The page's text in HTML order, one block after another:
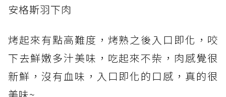
安格斯羽下肉
烤起來有點高難度，烤熟之後入口即化，咬
下去鮮嫩多汁美味，吃起來不柴，肉感覺很
新鮮，沒有血味，入口即化的口感，真的很